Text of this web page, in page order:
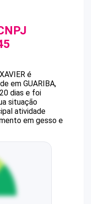
é
em GUARIBA,
dias e foi
situação
atividade
em gesso e